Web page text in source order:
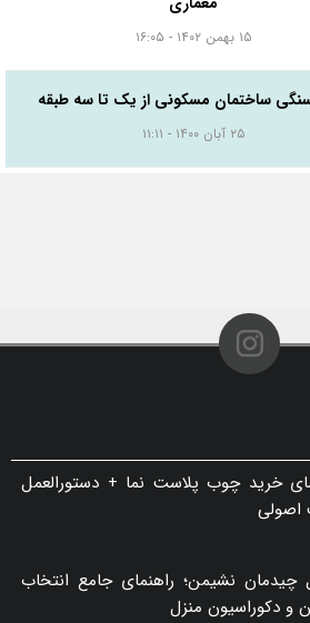
۱۵ بهمن ۱۴۰۲ - ۱۶:۰۵
ساختمان مسکونی از یک تا سه طبقه
۲۵ آبان ۱۴۰۰ - ۱۱:۱۱
خرید چوب پلاست نما + دستورالعمل
چیدمان نشیمن؛ راهنمای جامع انتخاب
و دکوراسیون منزل